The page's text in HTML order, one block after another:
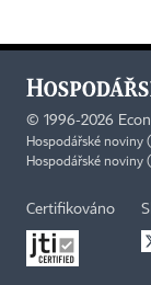
© 1996-2026
Hospodářské
Hospodářské noviny
Certifikováno